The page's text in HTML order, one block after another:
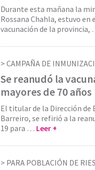
Durante esta mañana la
Rossana Chahla, estuvo
vacunación de la provincia,
CAMPAÑA DE
Se reanudó la
mayores de 70 años
El titular de la Dirección de
Barreiro, se refirió a la
19 para … Leer +
PARA POBLACIÓN DE